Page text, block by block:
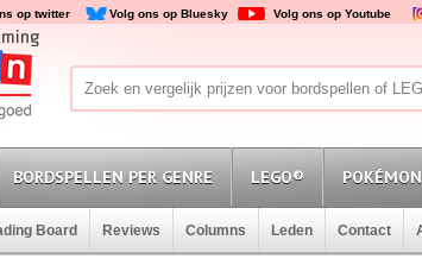
op twitter Volg ons op Bluesky Volg ons op Youtube
BORDSPELLEN PER GENRE LEGO®
Board Reviews Columns Leden Contact